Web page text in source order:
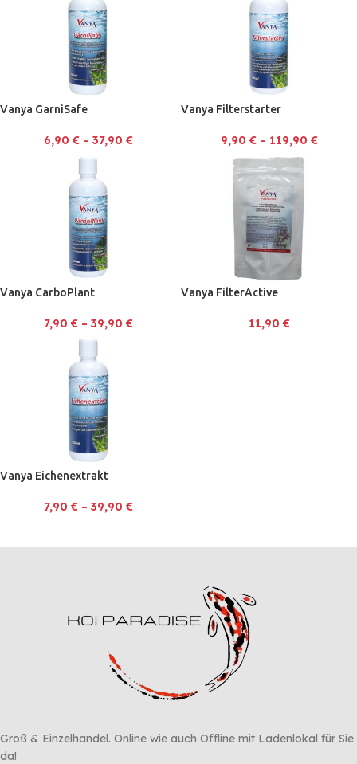
Vanya GarniSafe
6,90 €– 37,90 €
Vanya Filterstarter
9,90 €– 119,90 €
Vanya CarboPlant
7,90 €– 39,90 €
Vanya FilterActive
11,90 €
Vanya Eichenextrakt
7,90 €– 39,90 €
Groß & Einzelhandel. Online wie auch Offline mit Ladenlokal für Sie
da!